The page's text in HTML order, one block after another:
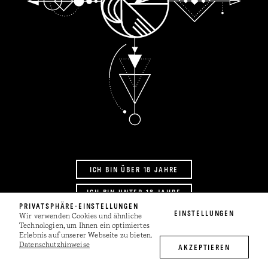
ICH BIN ÜBER 18 JAHRE
ICH BIN UNTER 18 JAHRE
PRIVATSPHÄRE-EINSTELLUNGEN
Wir verwenden Cookies und ähnliche
Technologien, um Ihnen ein optimiertes
Erlebnis auf unserer Webseite zu bieten.
Datenschutzhinweise
EINSTELLUNGEN
AKZEPTIEREN